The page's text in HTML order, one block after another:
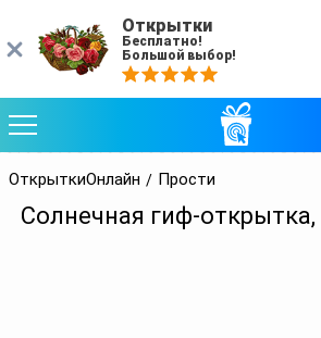
ОткрыткиОнлайн Прости
Солнечная гиф-
Открытки
Бесплатно!
Большой выбор!